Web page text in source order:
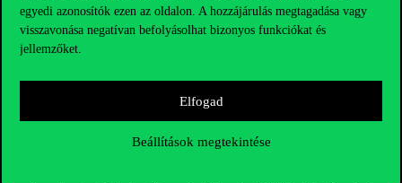
egyedi azonosítók ezen az oldalon. A hozzájárulás megtagadása vagy
visszavonása negatívan befolyásolhat bizonyos funkciókat és
jellemzőket.
Elfogad
Beállítások megtekintése
Teljesen megújul a hallgatói véleményezési rendszer, a jövő
évben pedig jelentős fejlesztések várhatóak a Neptunnal
kapcsolatban. „Azt szeretnénk, ha a Neptunban javíthatnánk az
az ösztöndíjjal és az Erasmusszal kapcsolatos ügyekre”.
Fejlesztés alatt áll a Corvinus Navigátor applikációja is, amely a
hallgatói életpálya tervezésében nyújt majd segítséget a diákok